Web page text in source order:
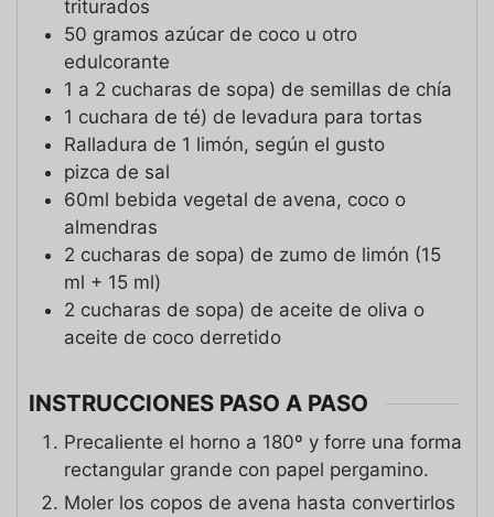
triturados
50 gramos azúcar de coco u otro
edulcorante
1 a 2 cucharas de sopa) de semillas de chía
1 cuchara de té) de levadura para tortas
Ralladura de 1 limón, según el gusto
pizca de sal
60ml bebida vegetal de avena, coco o
almendras
2 cucharas de sopa) de zumo de limón (15
ml + 15 ml)
2 cucharas de sopa) de aceite de oliva o
aceite de coco derretido
INSTRUCCIONES PASO A PASO
Precaliente el horno a 180º y forre una forma
rectangular grande con papel pergamino.
Moler los copos de avena hasta convertirlos